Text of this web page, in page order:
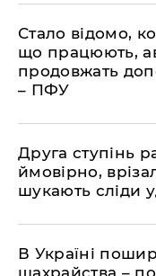
Стало відомо,
що працюють,
продовжать
– ПФУ
​Друга ступінь
ймовірно,
шукають сліди
В Україні
шахрайства –